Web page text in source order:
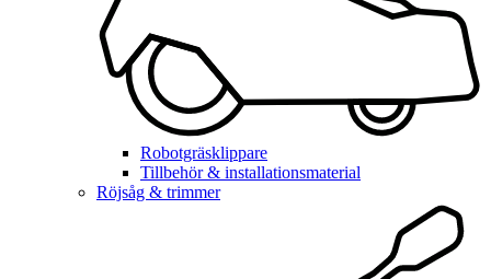
Robotgräsklippare
Tillbehör & installationsmaterial
Röjsåg & trimmer